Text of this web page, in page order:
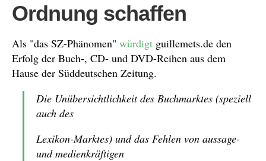
Ordnung schaffen
Als "das SZ-Phänomen" würdigt guillemets.de den
Erfolg der Buch-, CD- und DVD-Reihen aus dem
Hause der Süddeutschen Zeitung.
Die Unübersichtlichkeit des Buchmarktes (speziell
auch des
Lexikon-Marktes) und das Fehlen von aussage-
und medienkräftigen